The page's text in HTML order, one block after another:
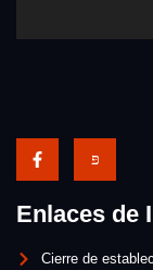
Enlaces de
Cierre de